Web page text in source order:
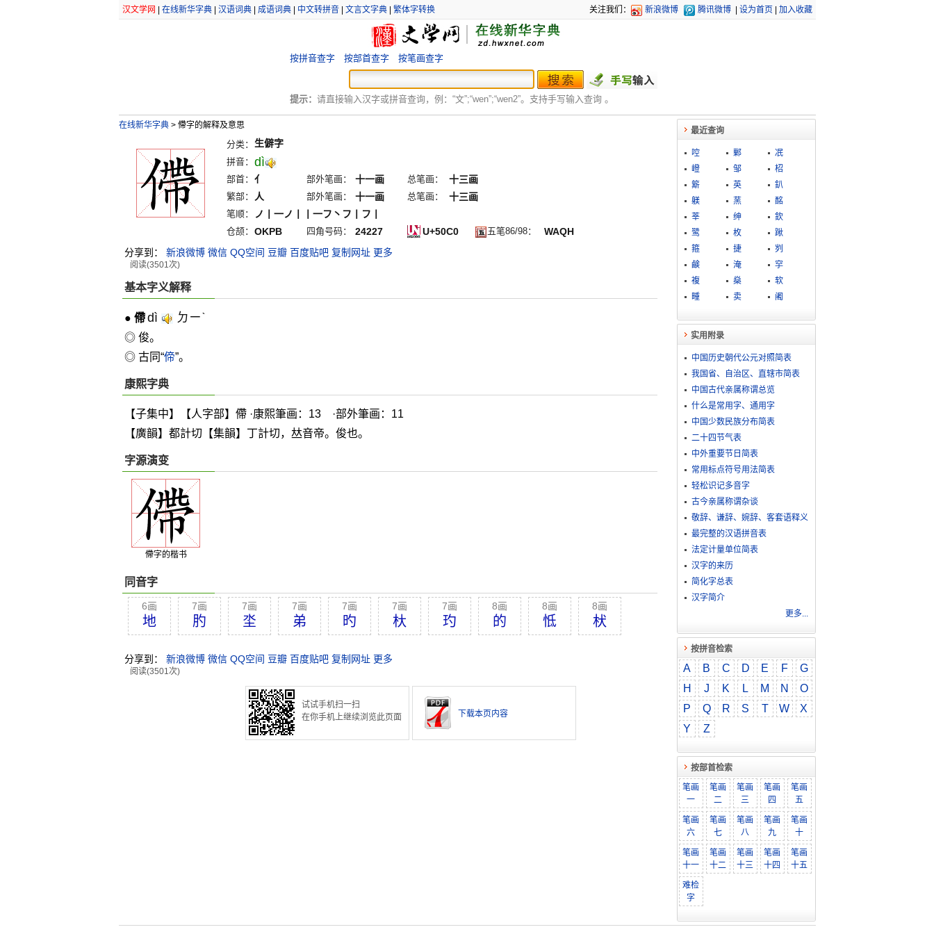
汉文学网 在线新华字典| 汉语词典| 成语词典| 中文转拼音| 文言文字典| 繁体字转换 关注我们： 新浪微博 腾讯微博 设为首页 加入收藏
按拼音查字 按部首查字 按笔画查字
提示： 请直接输入汉字或拼音查询，例：“文”;“wen”;“wen2”。支持手写输入查询 。
在线新华字典 >僀字的解释及意思
分类： 生僻字
拼音： dì
部首： 亻 部外笔画： 十一画 总笔画： 十三画
繁部： 人 部外笔画： 十一画 总笔画： 十三画
笔顺： ノ丨一ノ丨丨一フ丶フ丨フ丨
仓颉： OKPB 四角号码： 24227 U+50C0 五笔86/98：
WAQH
分享到：
新浪微博 微信 QQ空间 豆瓣 百度贴吧 复制网址 更多
阅读(3501次)
基本字义解释
● 僀 dì ㄉㄧˋ
◎ 俊。
◎ 古同“偙”。
康熙字典
【子集中】【人字部】僀 ·康熙筆画：13 ·部外筆画：11
【廣韻】都計切【集韻】丁計切， 𠀤音帝。俊也。
字源演变
僀字的楷书
同音字
6画
地
7画
肑
7画
坔
7画
弟
7画
旳
7画
杕
7画
玓
8画
的
8画
怟
8画
枤
分享到： 新浪微博 微信 QQ空间 豆瓣 百度贴吧 复制网址 更多
阅读(3501次)
试试手机扫一扫
在你手机上继续浏览此页面
下载本页内容
最近查询
啌 鄛
冺
嶝
邹
柖
簛
英
釟
躾
蓔
酩
莘
绅
欽
鹭
枚
踿
箍
捷
刿
鹸
淹
穻
複
燊
软
畽
卖 阇
实用附录
中国历史朝代公元对照简表
我国省、自治区、直辖市简表
中国古代亲属称谓总览
什么是常用字、通用字
中国少数民族分布简表
二十四节气表
中外重要节日简表
常用标点符号用法简表
轻松识记多音字
古今亲属称谓杂谈
敬​辞​、​谦​辞​、​婉​辞​、​客​套​语​释​义
最完整的汉语拼音表
法定计量单位简表
汉字的来历
简化字总表
汉字简介
更多...
按拼音检索
A B C D E F
G
H
J K L M N
O
P
Q R S T W
X
Y
Z
按部首检索
笔画
一
笔画
二
笔画
三
笔画
四
笔画
五
笔画
六
笔画
七
笔画
八
笔画
九
笔画
十
笔画
十一
笔画
十二
笔画
十三
笔画
十四
笔画
十五
难检
字